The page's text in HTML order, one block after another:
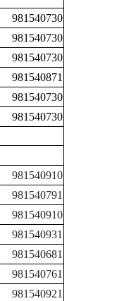
981540730
981540730
981540730
981540871
981540730
981540730
981540910
981540791
981540910
981540931
981540681
981540761
981540921